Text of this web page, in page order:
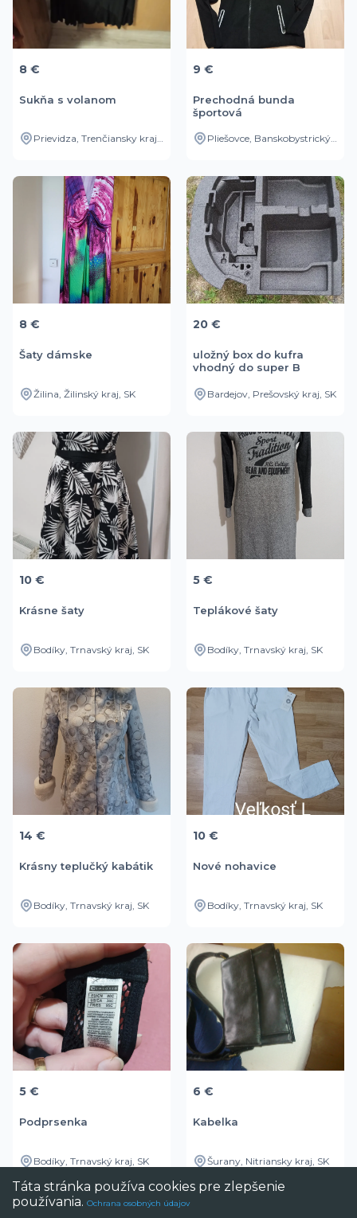
8 €
Sukňa s volanom
Prievidza, Trenčiansky kraj, SK
9 €
Prechodná bunda
športová
Pliešovce, Banskobystrický kraj, SK
8 €
Šaty dámske
Žilina, Žilinský kraj, SK
20 €
uložný box do kufra
vhodný do super B
Bardejov, Prešovský kraj, SK
10 €
Krásne šaty
Bodíky, Trnavský kraj, SK
5 €
Teplákové šaty
Bodíky, Trnavský kraj, SK
14 €
Krásny teplučký kabátik
Bodíky, Trnavský kraj, SK
10 €
Nové nohavice
Bodíky, Trnavský kraj, SK
5 €
Podprsenka
Bodíky, Trnavský kraj, SK
6 €
Kabelka
Šurany, Nitriansky kraj, SK
Táta stránka používa cookies pre zlepšenie
používania. Ochrana osobných údajov